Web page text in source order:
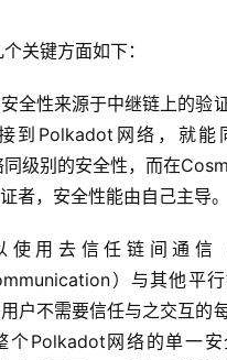
关键方面如下：
全性来源于中继链上的验
到Polkadot网络，就能
级别的安全性，而在
者，安全性能由自己主导。
使用去信任链间通信
）与其他平
户不需要信任与之交互的
个Polkadot网络的单一